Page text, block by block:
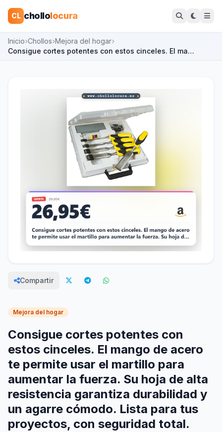
CL chollolocura
Inicio Chollos Mejora del hogar
Consigue cortes potentes con estos cinceles. El ma…
Compartir
Mejora del hogar
Consigue cortes potentes con
estos cinceles. El mango de acero
te permite usar el martillo para
aumentar la fuerza. Su hoja de alta
resistencia garantiza durabilidad y
un agarre cómodo. Lista para tus
proyectos, con seguridad total.